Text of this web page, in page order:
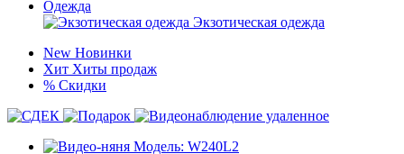
Одежда
Экзотическая одежда
New Новинки
Хит Хиты продаж
% Скидки